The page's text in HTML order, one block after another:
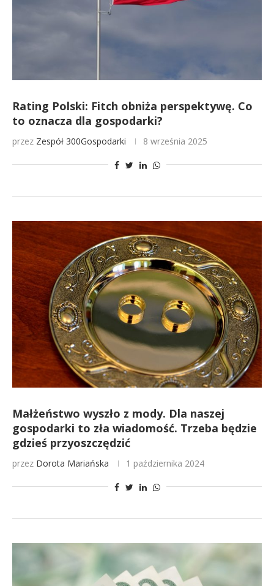
Rating Polski: Fitch obniża perspektywę. Co
to oznacza dla gospodarki?
przez Zespół 300Gospodarki 8 września 2025
Małżeństwo wyszło z mody. Dla naszej
gospodarki to zła wiadomość. Trzeba będzie
gdzieś przyoszczędzić
przez Dorota Mariańska 1 października 2024